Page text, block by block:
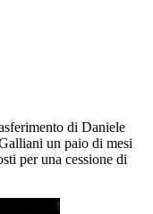
di Daniele
un paio di mesi
per una cessione di